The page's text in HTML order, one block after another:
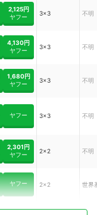
2,125円
ヤフー
3×3 不明
4,130円
ヤフー
3×3 不明
1,680円
ヤフー
3×3 不明
ヤフー 3×3 不明
2,301円
ヤフー
2×2 不明
ヤフー 2×2 世界